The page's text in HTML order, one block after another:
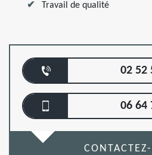
Travail de qualité
02 52
06 64